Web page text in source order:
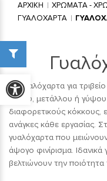
ΑΡΧΙΚΗ ΧΡΩΜΑΤΑ -
ΓΥΑΛΟΧΑΡΤΑ
Τα γυαλόχαρτα για
ξύλου, μετάλλου ή γύψου
διαφορετικούς κόκκους,
ανάγκες κάθε εργασίας.
γυαλόχαρτα που
άψογο φινίρισμα. Ιδανικά
βελτιώνουν την
Προσβασιμότητα